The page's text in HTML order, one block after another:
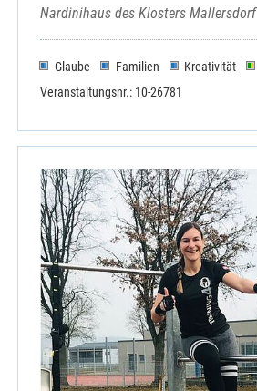
Nardinihaus des Klosters Mallersdorf
Glaube Familien Kreativität
Veranstaltungsnr.: 10-26781